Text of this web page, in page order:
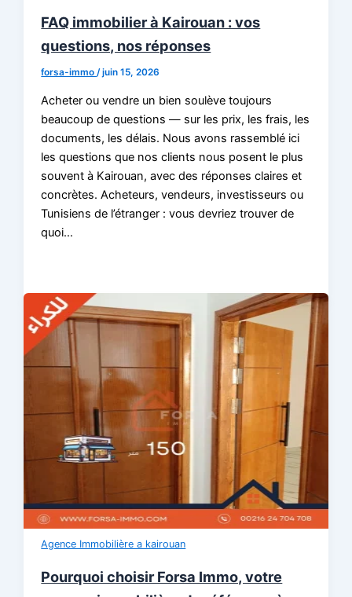
FAQ immobilier à Kairouan : vos
questions, nos réponses
forsa-immo/juin 15, 2026
Acheter ou vendre un bien soulève toujours
beaucoup de questions — sur les prix, les frais, les
documents, les délais. Nous avons rassemblé ici
les questions que nos clients nous posent le plus
souvent à Kairouan, avec des réponses claires et
concrètes. Acheteurs, vendeurs, investisseurs ou
Tunisiens de l’étranger : vous devriez trouver de
quoi…
Agence Immobilière a kairouan
Pourquoi choisir Forsa Immo, votre